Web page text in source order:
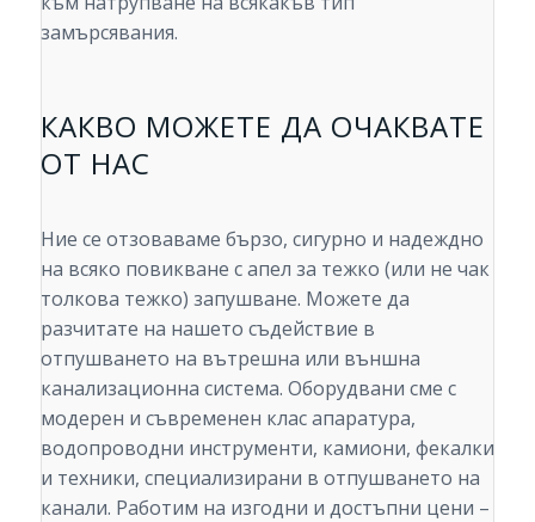
замърсявания.
КАКВО МОЖЕТЕ ДА ОЧАКВАТЕ
ОТ НАС
Ние се отзоваваме бързо, сигурно и надеждно
на всяко повикване с апел за тежко (или не чак
толкова тежко) запушване. Можете да
разчитате на нашето съдействие в
отпушването на вътрешна или външна
канализационна система. Оборудвани сме с
модерен и съвременен клас апаратура,
водопроводни инструменти, камиони, фекалки
и техники, специализирани в отпушването на
канали. Работим на изгодни и достъпни цени –